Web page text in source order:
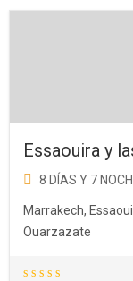
Essaouira y
8 DÍAS Y 7
Marrakech,
Ouarzazate